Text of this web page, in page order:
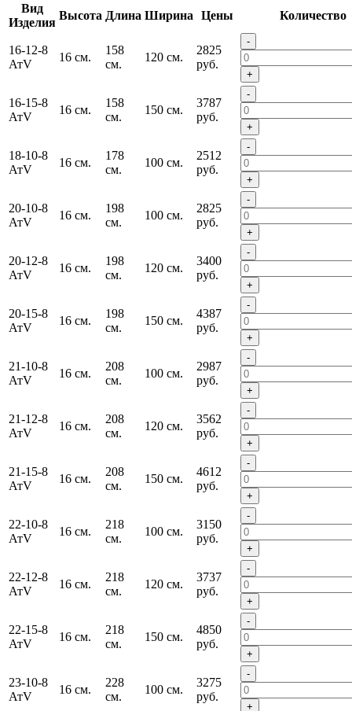
Вид
Изделия
Высота Длина Ширина Цены Количество
16-12-8
АтV
16 см.
158
см.
120 см.
2825
руб.
-
+
16-15-8
АтV
16 см.
158
см.
150 см.
3787
руб.
-
+
18-10-8
АтV
16 см.
178
см.
100 см.
2512
руб.
-
+
20-10-8
АтV
16 см.
198
см.
100 см.
2825
руб.
-
+
20-12-8
АтV
16 см.
198
см.
120 см.
3400
руб.
-
+
20-15-8
АтV
16 см.
198
см.
150 см.
4387
руб.
-
+
21-10-8
АтV
16 см.
208
см.
100 см.
2987
руб.
-
+
21-12-8
АтV
16 см.
208
см.
120 см.
3562
руб.
-
+
21-15-8
АтV
16 см.
208
см.
150 см.
4612
руб.
-
+
22-10-8
АтV
16 см.
218
см.
100 см.
3150
руб.
-
+
22-12-8
АтV
16 см.
218
см.
120 см.
3737
руб.
-
+
22-15-8
АтV
16 см.
218
см.
150 см.
4850
руб.
-
+
23-10-8
АтV
16 см.
228
см.
100 см.
3275
руб.
-
+